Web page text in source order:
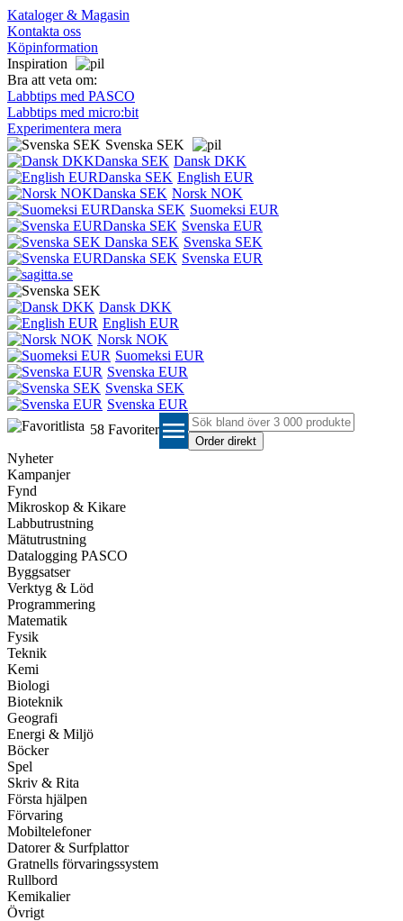
Kataloger & Magasin
Kontakta oss
Köpinformation
Inspiration
Bra att veta om:
Labbtips med PASCO
Labbtips med micro:bit
Experimentera mera
Svenska SEK
Dansk DKK
English EUR
Norsk NOK
Suomeksi EUR
Svenska EUR
Svenska SEK
Svenska EUR
Dansk DKK
English EUR
Norsk NOK
Suomeksi EUR
Svenska EUR
Svenska SEK
Svenska EUR
58 Favoriter menu
Nyheter
Kampanjer
Fynd
Mikroskop & Kikare
Labbutrustning
Mätutrustning
Datalogging PASCO
Byggsatser
Verktyg & Löd
Programmering
Matematik
Fysik
Teknik
Kemi
Biologi
Bioteknik
Geografi
Energi & Miljö
Böcker
Spel
Skriv & Rita
Första hjälpen
Förvaring
Mobiltelefoner
Datorer & Surfplattor
Gratnells förvaringssystem
Rullbord
Kemikalier
Övrigt